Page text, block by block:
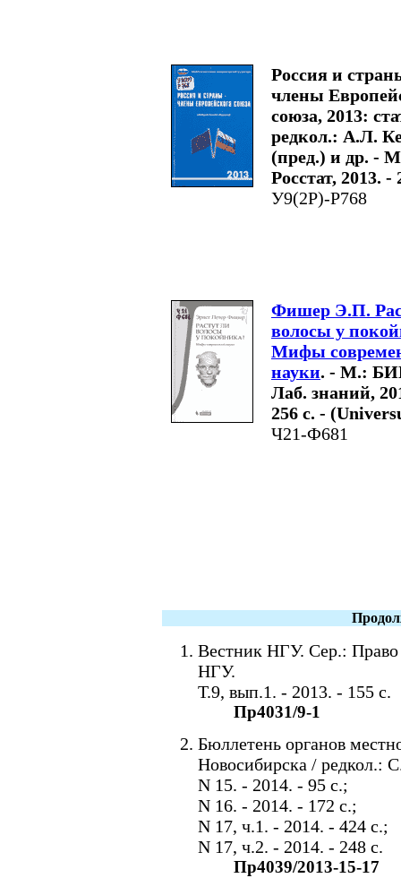
Россия и
члены
союза, 2013:
редкол.: А.Л.
(пред.) и др. -
Росстат, 2013. -
У9(2Р)-Р768
Фишер Э.П.
волосы у
Мифы
науки. - М.:
Лаб. знаний,
256 с. -
Ч21-Ф681
Вестник НГУ. Сер.:
НГУ.
Т.9, вып.1. - 2013. - 155 с.
Пр4031/9-1
Бюллетень органов
Новосибирска / редкол.:
N 15. - 2014. - 95 c.;
N 16. - 2014. - 172 c.;
N 17, ч.1. - 2014. - 424 c.;
N 17, ч.2. - 2014. - 248 c.
Пр4039/2013-15-17